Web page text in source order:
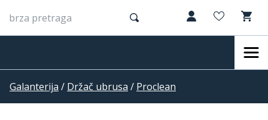
Galanterija / Držač ubrusa / Proclean